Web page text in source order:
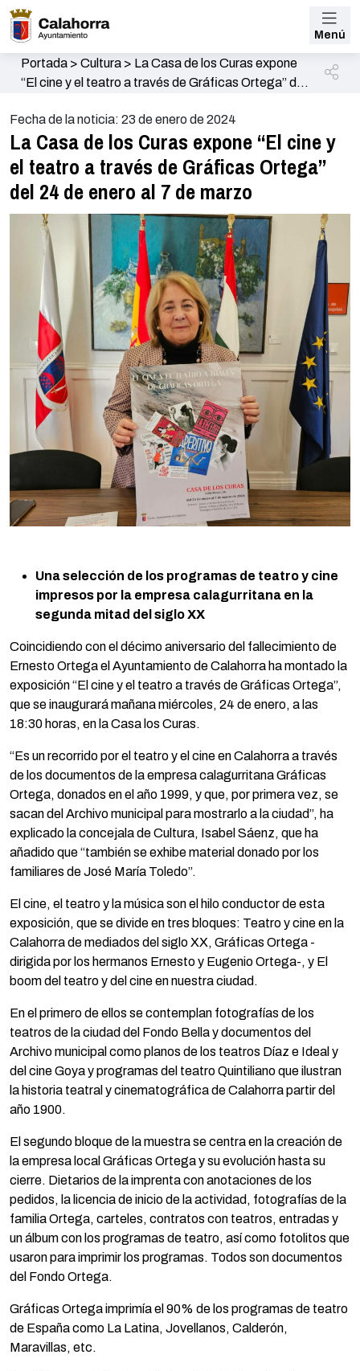
Menú
Portada> Cultura> La Casa de los Curas expone
“El cine y el teatro a través de Gráficas Ortega” del
Fecha de la noticia: 23 de enero de 2024
La Casa de los Curas expone “El cine y
el teatro a través de Gráficas Ortega”
del 24 de enero al 7 de marzo
Una selección de los programas de teatro y cine
impresos por la empresa calagurritana en la
segunda mitad del siglo XX
Coincidiendo con el décimo aniversario del fallecimiento de
Ernesto Ortega el Ayuntamiento de Calahorra ha montado la
exposición “El cine y el teatro a través de Gráficas Ortega”,
que se inaugurará mañana miércoles, 24 de enero, a las
18:30 horas, en la Casa los Curas.
“Es un recorrido por el teatro y el cine en Calahorra a través
de los documentos de la empresa calagurritana Gráficas
Ortega, donados en el año 1999, y que, por primera vez, se
sacan del Archivo municipal para mostrarlo a la ciudad”, ha
explicado la concejala de Cultura, Isabel Sáenz, que ha
añadido que “también se exhibe material donado por los
familiares de José María Toledo”.
El cine, el teatro y la música son el hilo conductor de esta
exposición, que se divide en tres bloques: Teatro y cine en la
Calahorra de mediados del siglo XX, Gráficas Ortega -
dirigida por los hermanos Ernesto y Eugenio Ortega-, y El
boom del teatro y del cine en nuestra ciudad.
En el primero de ellos se contemplan fotografías de los
teatros de la ciudad del Fondo Bella y documentos del
Archivo municipal como planos de los teatros Díaz e Ideal y
del cine Goya y programas del teatro Quintiliano que ilustran
la historia teatral y cinematográfica de Calahorra partir del
año 1900.
El segundo bloque de la muestra se centra en la creación de
la empresa local Gráficas Ortega y su evolución hasta su
cierre. Dietarios de la imprenta con anotaciones de los
pedidos, la licencia de inicio de la actividad, fotografías de la
familia Ortega, carteles, contratos con teatros, entradas y
un álbum con los programas de teatro, así como fotolitos que
usaron para imprimir los programas. Todos son documentos
del Fondo Ortega.
Gráficas Ortega imprimía el 90% de los programas de teatro
de España como La Latina, Jovellanos, Calderón,
Maravillas, etc.